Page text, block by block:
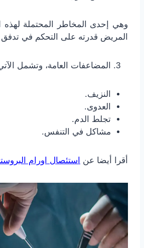
وهي إحدى المخاطر المحتملة لهذه
المريض قدرته على التحكم في تدفق
المضاعفات العامة، وتشمل
النزيف.
العدوى.
تجلط الدم.
مشاكل في التنفس.
أقرا أيضا عن استئصال اورام